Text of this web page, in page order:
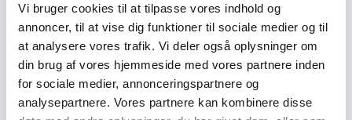
Vi bruger cookies til at tilpasse vores indhold og
annoncer, til at vise dig funktioner til sociale medier og til
at analysere vores trafik. Vi deler også oplysninger om
din brug af vores hjemmeside med vores partnere inden
for sociale medier, annonceringspartnere og
analysepartnere. Vores partnere kan kombinere disse
trivsel
Mål 4:
Kvalitetsuddannelse
Mål 8: Anstændige jobs
og økonomisk vækst
Mål 10: Mindre ulighed